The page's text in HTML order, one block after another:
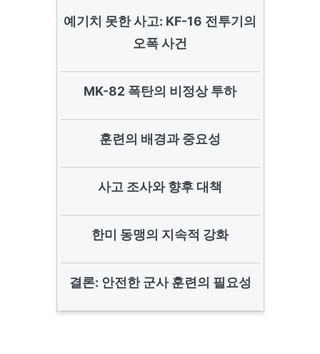
예기치 못한 사고: KF-16 전투기의
오폭 사건
MK-82 폭탄의 비정상 투하
훈련의 배경과 중요성
사고 조사와 향후 대책
한미 동맹의 지속적 강화
결론: 안전한 군사 훈련의 필요성